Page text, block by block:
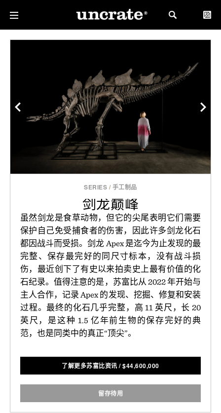
SERIES / 手工制品
剑龙巅峰
虽然剑龙是食草动物，但它的尖尾表明它们需要
保护自己免受捕食者的伤害，因此许多剑龙化石
都因战斗而受损。剑龙 Apex 是迄今为止发现的最
完整、保存最完好的同尺寸标本，没有战斗损
伤，最近创下了有史以来拍卖史上最有价值的化
石纪录。值得注意的是，苏富比从 2022 年开始与
主人合作，记录 Apex 的发现、挖掘、修复和安装
过程。最终的化石几乎完整，高 11 英尺，长 20
英尺，是这种 1.5 亿年前生物的保存完好的典
范，也是同类中的真正“顶尖”。
了解更多苏富比资讯 /$44,600,000
留存待用